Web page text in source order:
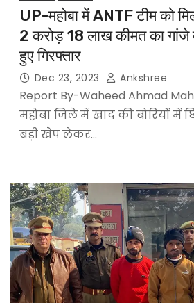
UP-महोबा में ANTF टीम को
2 करोड़ 18 लाख कीमत का गांजे
हुए गिरफ्तार
Dec 23, 2023 Ankshree
Report By-Waheed Ahmad
महोबा जिले में खाद की बोरियों में
बड़ी खेप लेकर…